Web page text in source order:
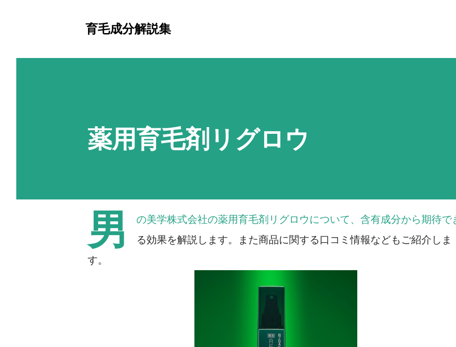
育毛成分解説集
薬用育毛剤リグロウ
男
の美学株式会社の薬用育毛剤リグロウについて、含有成分から期待で
る効果を解説します。また商品に関する口コミ情報などもご紹介しま
す。